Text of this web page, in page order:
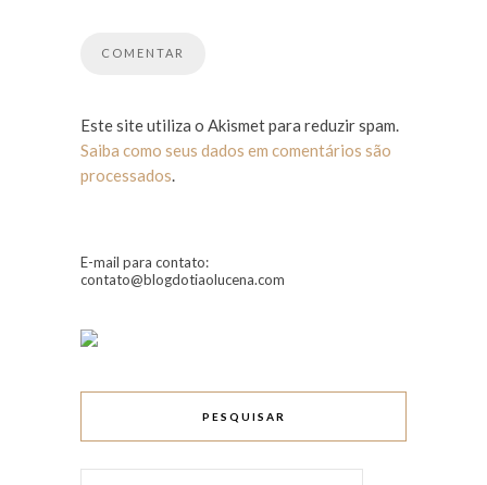
Este site utiliza o Akismet para reduzir spam.
Saiba como seus dados em comentários são
processados.
E-mail para contato:
contato@blogdotiaolucena.com
PESQUISAR